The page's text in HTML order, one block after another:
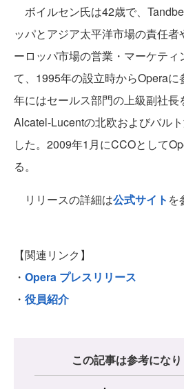
ボイルセン氏は42歳で、
ッパとアジア太平洋市場の責任者
ーロッパ市場の営業・マーケテ
て、1995年の設立時からOpera
年にはセールス部門の上級副社長
Alcatel-Lucentの北欧およびバル
した。2009年1月にCCOとして
る。
リリースの詳細は公式サイト を
【関連リンク】
・ Opera プレスリリース
・ 役員紹介
この記事は参考にな